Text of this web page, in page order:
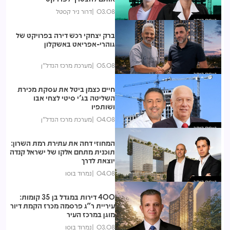
נצפות ביותר
03.08 דרור ניר קסטל
נצפות ביותר
ברק יצחקי רכש דירה בפרויקט של
גוהרי-אפריאט באשקלון
05.08 מערכת מרכז הנדל"ן
נצפות ביותר
חיים כצמן ביטל את עסקת מכירת
השליטה בג'י סיטי לצחי אבו
ושותפיו
04.08 מערכת מרכז הנדל"ן
נצפות ביותר
המחוזי דחה את עתירת רמת השרון:
תוכנית מתחם אלקו של ישראל קנדה
יוצאת לדרך
04.08 נמרוד בוסו
400 דירות במגדל בן 35 קומות:
עיריית ר"ג פרסמה מכרז הקמת דיור
מוגן במרכז העיר
03.08 נמרוד בוסו